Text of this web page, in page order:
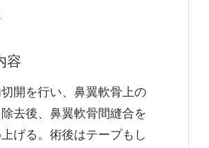
容
開を行い、鼻翼軟骨上の
去後、鼻翼軟骨間縫合を
げる。術後はテープもし